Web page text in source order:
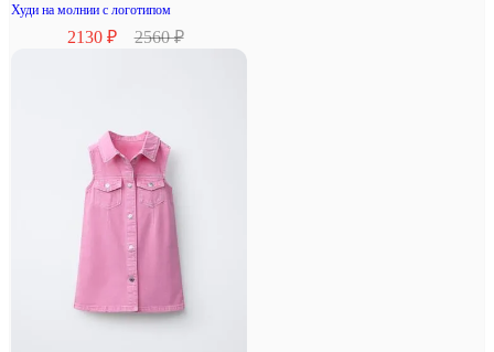
Худи на молнии с логотипом
2130 ₽ 2560 ₽